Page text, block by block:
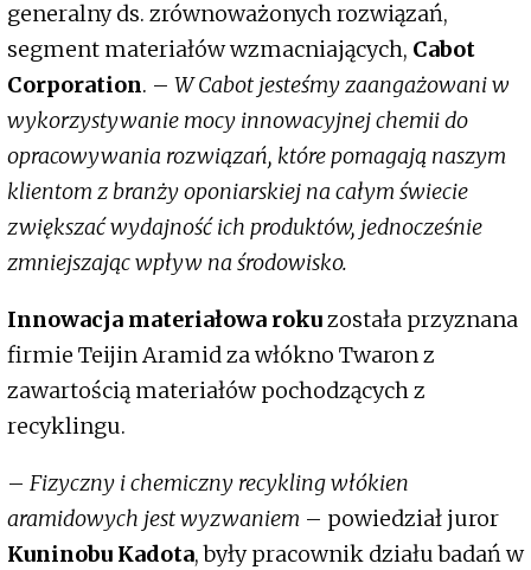
generalny ds. zrównoważonych rozwiązań,
segment materiałów wzmacniających, Cabot
Corporation. – W Cabot jesteśmy zaangażowani w
wykorzystywanie mocy innowacyjnej chemii do
opracowywania rozwiązań, które pomagają naszym
klientom z branży oponiarskiej na całym świecie
zwiększać wydajność ich produktów, jednocześnie
zmniejszając wpływ na środowisko.
Innowacja materiałowa rokuzostała przyznana
firmie Teijin Aramid za włókno Twaron z
zawartością materiałów pochodzących z
recyklingu.
– Fizyczny i chemiczny recykling włókien
aramidowych jest wyzwaniem – powiedział juror
Kuninobu Kadota, były pracownik działu badań w